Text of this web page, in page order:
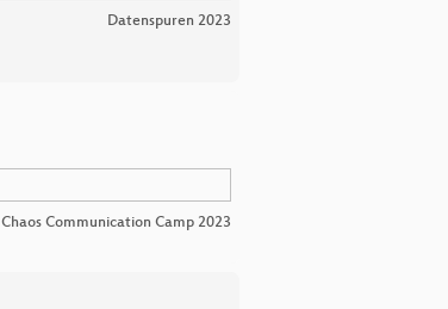
Datenspuren 2023
Chaos Communication Camp 2023